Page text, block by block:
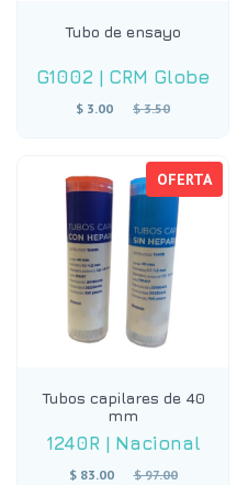
Tubo de ensayo
G1002 | CRM Globe
$ 3.00
Precio
$ 3.50
OFERTA
Tubos capilares de 40
mm
1240R | Nacional
$ 83.00
Precio
$ 97.00